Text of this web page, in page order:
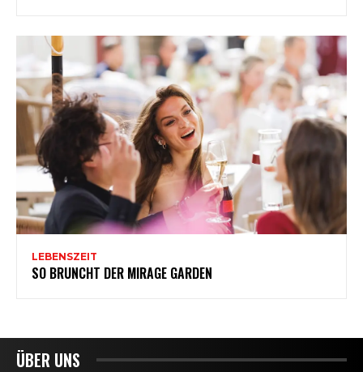
ÜBER UNS